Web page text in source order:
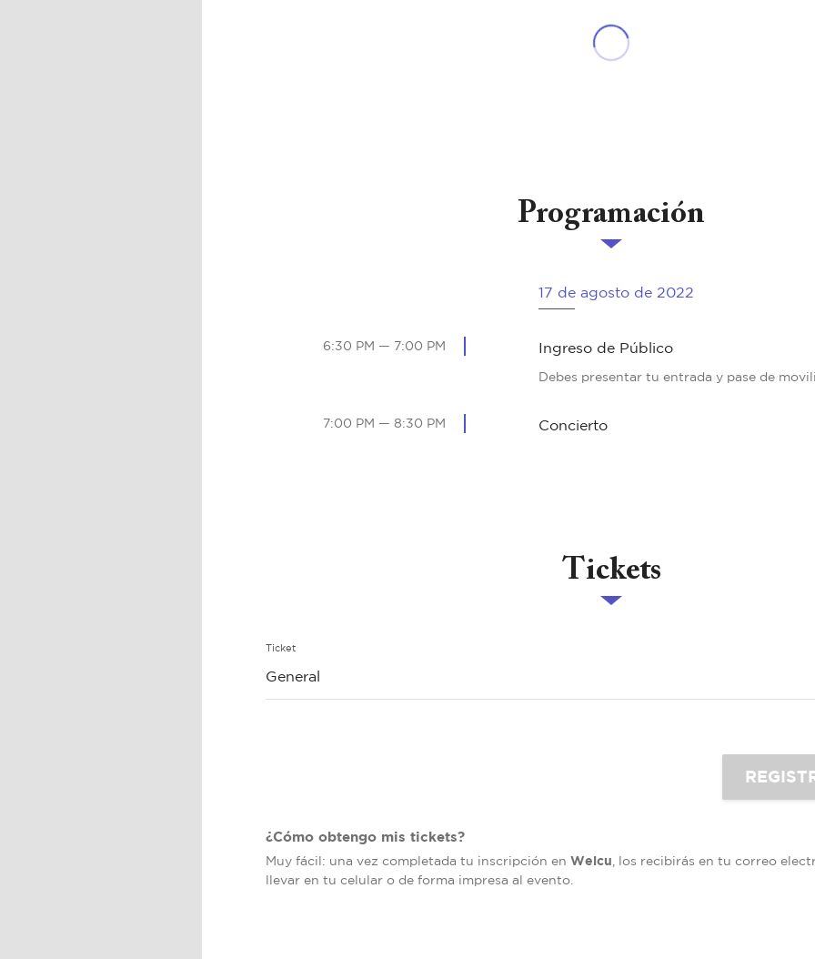
Programación
17 de agosto de 2022
6:30 PM — 7:00 PM Ingreso de Público
Debes presentar tu entrada y pase de
7:00 PM — 8:30 PM Concierto
Tickets
Ticket
General
¿Cómo obtengo mis tickets?
Muy fácil: una vez completada tu inscripción en Welcu , los recibirás en tu correo
llevar en tu celular o de forma impresa al evento.